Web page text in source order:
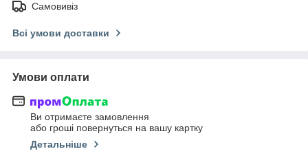
Самовивіз
Всі умови доставки
Умови оплати
Ви отримаєте замовлення
або гроші повернуться на вашу картку
Детальніше